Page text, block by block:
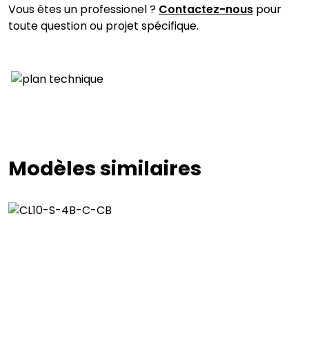
Vous êtes un professionel ? Contactez-nous pour
toute question ou projet spécifique.
Modèles similaires